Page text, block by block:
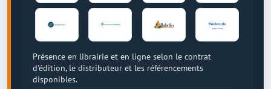
Présence en librairie et en ligne selon le contrat
d'édition, le distributeur et les référencements
disponibles.